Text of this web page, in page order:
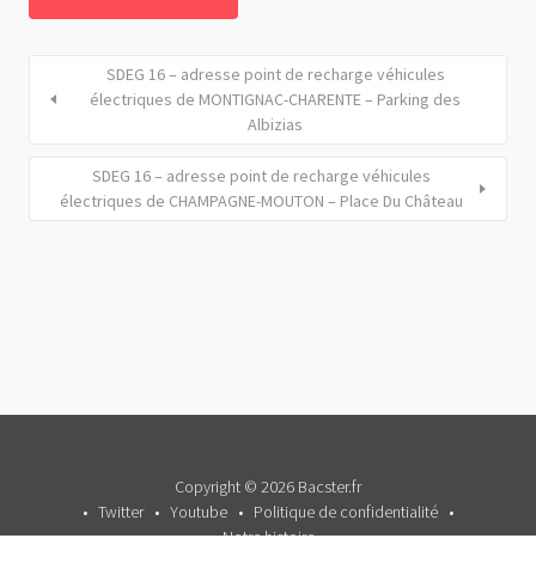
SDEG 16 – adresse point de recharge véhicules
électriques de MONTIGNAC-CHARENTE – Parking des
Albizias
SDEG 16 – adresse point de recharge véhicules
électriques de CHAMPAGNE-MOUTON – Place Du Château
Copyright © 2026 Bacster.fr
Twitter
Youtube
Politique de confidentialité
Notre histoire